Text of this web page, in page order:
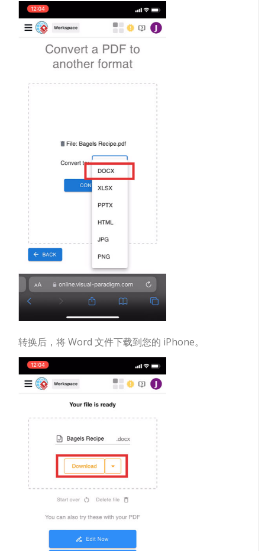
转换后，将 Word 文件下载到您的 iPhone。